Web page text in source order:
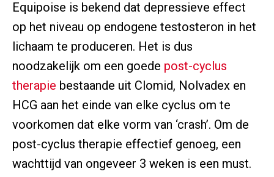
Equipoise is bekend dat depressieve effect
op het niveau op endogene testosteron in het
lichaam te produceren. Het is dus
noodzakelijk om een goede post-cyclus
therapie bestaande uit Clomid, Nolvadex en
HCG aan het einde van elke cyclus om te
voorkomen dat elke vorm van ‘crash’. Om de
post-cyclus therapie effectief genoeg, een
wachttijd van ongeveer 3 weken is een must.